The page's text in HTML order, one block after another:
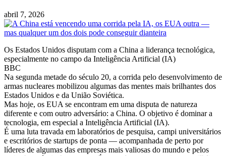
abril 7, 2026
Os Estados Unidos disputam com a China a liderança tecnológica,
especialmente no campo da Inteligência Artificial (IA)
BBC
Na segunda metade do século 20, a corrida pelo desenvolvimento de
armas nucleares mobilizou algumas das mentes mais brilhantes dos
Estados Unidos e da União Soviética.
Mas hoje, os EUA se encontram em uma disputa de natureza
diferente e com outro adversário: a China. O objetivo é dominar a
tecnologia, em especial a Inteligência Artificial (IA).
É uma luta travada em laboratórios de pesquisa, campi universitários
e escritórios de startups de ponta — acompanhada de perto por
líderes de algumas das empresas mais valiosas do mundo e pelos